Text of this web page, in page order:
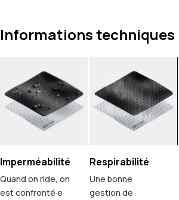
Informations techniques
Imperméabilité
Quand on ride, on
est confronté·e
Respirabilité
Une bonne
gestion de